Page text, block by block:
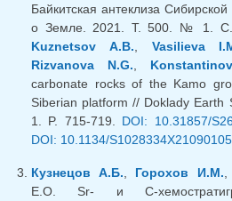
Байкитская антеклиза
о Земле. 2021. Т. 500. № 1.
Kuznetsov A.B.
Vasilieva
Rizvanova N.G.
carbonate rocks of the Kamo
Siberian platform // Doklady Earth
1. P. 715-719. DOI: 10.31857/
DOI: 10.1134/
Кузнецов А.Б.
Горохов И.М.
Е.О. Sr- и С-